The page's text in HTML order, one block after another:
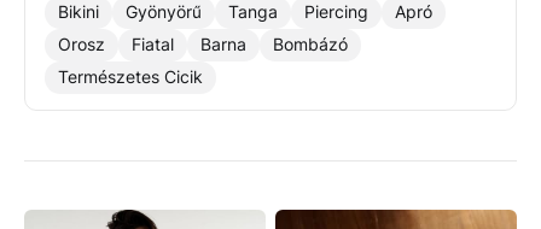
Bikini Gyönyörű Tanga Piercing
Apró
Orosz
Fiatal Barna
Bombázó
Természetes Cicik